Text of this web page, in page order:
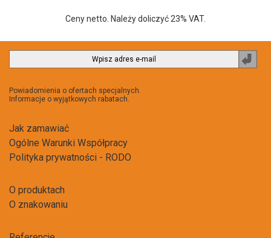
Ceny netto. Należy doliczyć 23% VAT.
Powiadomienia o ofertach specjalnych.
Informacje o wyjątkowych rabatach.
Jak zamawiać
Ogólne Warunki Współpracy
Polityka prywatności - RODO
O produktach
O znakowaniu